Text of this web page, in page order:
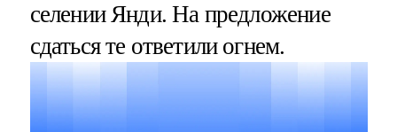
селении Янди. На предложение
сдаться те ответили огнем.